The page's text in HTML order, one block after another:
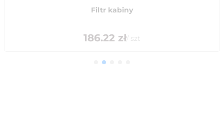
Filtr kabiny
186.22 zł/ szt